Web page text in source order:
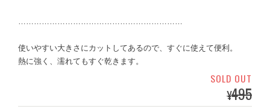
………………………………………………………
使いやすい大きさにカットしてあるので、すぐに使えて便利。
熱に強く、濡れてもすぐ乾きます。
SOLD OUT
¥495